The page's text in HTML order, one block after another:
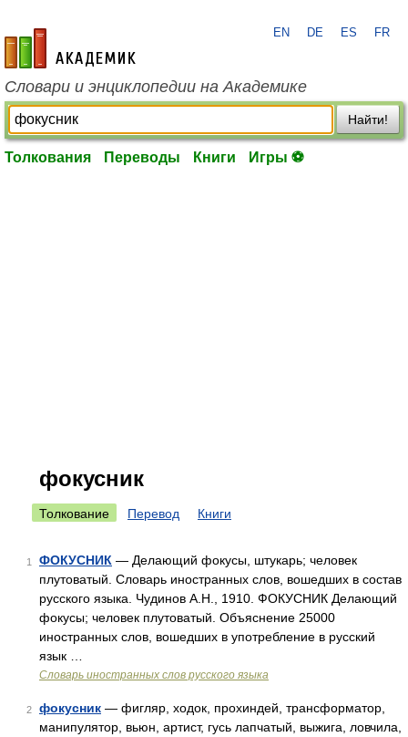
academic.ru
EN DE ES FR
Словари и энциклопедии на Академике
Найти!
Толкования Переводы Книги Игры ⚽
фокусник
Толкование Перевод Книги
1 ФОКУСНИК — Делающий фокусы, штукарь; человек
плутоватый. Словарь иностранных слов, вошедших в состав
русского языка. Чудинов А.Н., 1910. ФОКУСНИК Делающий
фокусы; человек плутоватый. Объяснение 25000
иностранных слов, вошедших в употребление в русский
язык …
Словарь иностранных слов русского языка
2 фокусник — фигляр, ходок, прохиндей, трансформатор,
манипулятор, вьюн, артист, гусь лапчатый, выжига, ловчила,